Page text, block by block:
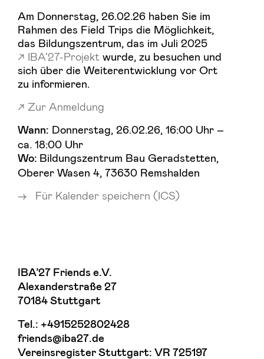
Am Donnerstag, 26.02.26 haben Sie im
Rahmen des Field Trips die Möglichkeit,
das Bildungszentrum, das im Juli 2025
IBA’27-Projekt wurde, zu besuchen und
sich über die Weiterentwicklung vor Ort
zu informieren.
Zur Anmeldung
Wann: Donnerstag, 26.02.26, 16:00 Uhr –
ca. 18:00 Uhr
Wo: Bildungszentrum Bau Geradstetten,
Oberer Wasen 4, 73630 Remshalden
Für Kalender speichern (ICS)
IBA’27 Friends e.V.
Alexanderstraße 27
70184 Stuttgart
Tel.: +4915252802428
friends@iba27.de
Vereinsregister Stuttgart: VR 725197